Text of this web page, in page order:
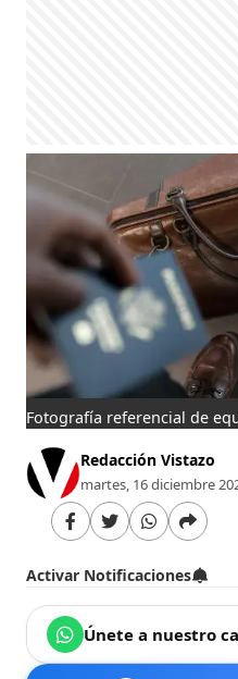
Fotografía referencial de
Redacción Vistazo
martes, 16 diciembre
Activar Notificaciones
Únete a nuestro